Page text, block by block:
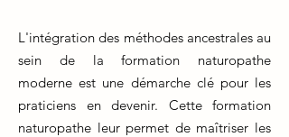
L'intégration des méthodes ancestrales au
sein de la formation naturopathe
moderne est une démarche clé pour les
praticiens en devenir. Cette formation
naturopathe leur permet de maîtriser les